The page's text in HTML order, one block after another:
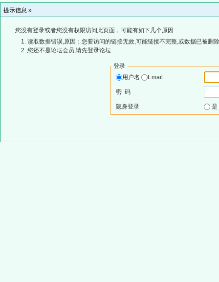
提示信息 »
您没有登录或者您没有权限访问此页面，可能有如下几个原因:
读取数据错误,原因：您要访问的链接无效,可能链接不完整,或数据已被删
您还不是论坛会员,请先登录论坛
登录
用户名
Email
密 码
隐身登录